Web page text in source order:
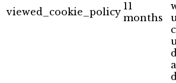
viewed_cookie_policy 11
months